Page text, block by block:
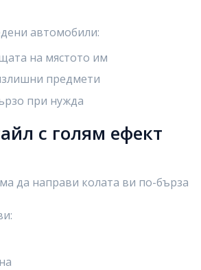
автомобили:
на мястото им
предмети
при нужда
с голям ефект
да направи колата ви по-бърза